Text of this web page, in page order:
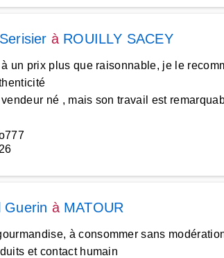
à ROUILLY SACEY
un prix plus que raisonnable, je le
né , mais son travail est
Guerin à MATOUR
à consommer sans
et contact humain